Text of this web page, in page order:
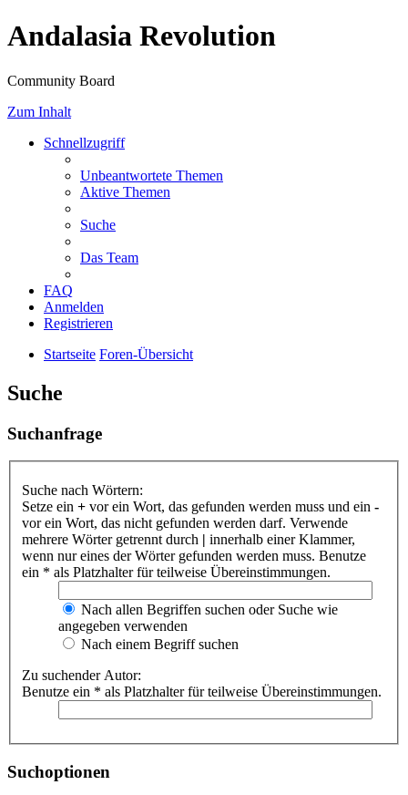
Andalasia Revolution
Community Board
Zum Inhalt
Schnellzugriff
Unbeantwortete Themen
Aktive Themen
Suche
Das Team
FAQ
Anmelden
Registrieren
Startseite Foren-Übersicht
Suche
Suchanfrage
Suche nach Wörtern:
Setze ein + vor ein Wort, das gefunden werden muss und ein -
vor ein Wort, das nicht gefunden werden darf. Verwende
mehrere Wörter getrennt durch | innerhalb einer Klammer,
wenn nur eines der Wörter gefunden werden muss. Benutze
ein * als Platzhalter für teilweise Übereinstimmungen.
Nach allen Begriffen suchen oder Suche wie
angegeben verwenden
Nach einem Begriff suchen
Zu suchender Autor:
Benutze ein * als Platzhalter für teilweise Übereinstimmungen.
Suchoptionen